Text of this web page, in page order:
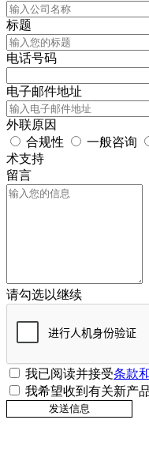
标题
电话号码
电子邮件地址
外联原因
合规性
一般咨询
术支持
留言
请勾选以继续
我已阅读并接受条款
我希望收到有关新产